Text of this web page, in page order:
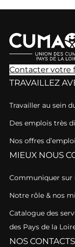
Contacter votre
TRAVAILLEZ
Travailler au sein
Des emplois très
Nos offres d’emploi
MIEUX NOUS
Communiquer sur
Notre rôle & nos
Catalogue des
des Pays de la
NOS